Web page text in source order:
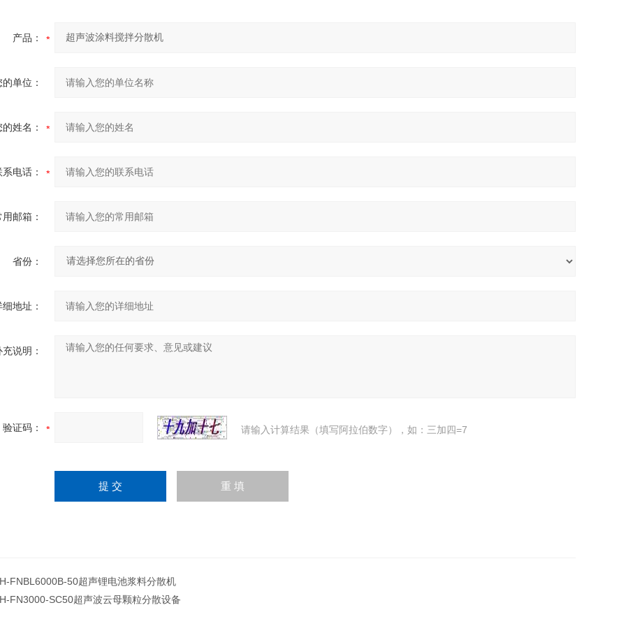
产品：
的单位：
的姓名：
系电话：
用邮箱：
省份：
细地址：
充说明：
验证码： 请输入计算结果（填写阿拉伯数字），如：三加四=7
FNBL6000B-50超声锂电池浆料分散机
FN3000-SC50超声波云母颗粒分散设备